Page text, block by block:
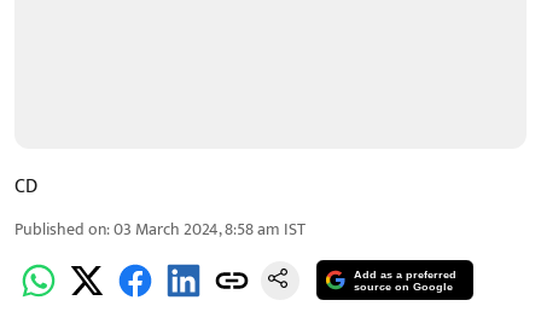
CD
Published on:03 March 2024, 8:58 am IST
Add as a preferred
source on Google